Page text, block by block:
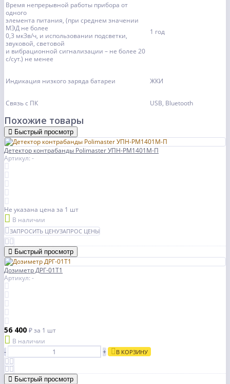
Время непрерывной работы прибора от
одного
элемента питания, (при среднем значении
МЭД не более
0,3 мкЗв/ч, и использовании подсветки,
звуковой, световой
и вибрационной сигнализации – не более 20
c/сут.) не менее
1 год
Индикация низкого заряда батареи ЖКИ
Связь с ПК USB, Bluetooth
Похожие товары
Быстрый просмотр
Детектор контрабанды Polimaster УПН-РМ1401М-П
Артикул: -
Не указана цена за 1 шт
В наличии
ЗАПРОСИТЬ ЦЕНУЗАПРОС ЦЕНЫ
Быстрый просмотр
Дозиметр ДРГ-01Т1
Артикул: -
56 400 ₽за 1 шт
В наличии
-
+ В КОРЗИНУ
Быстрый просмотр